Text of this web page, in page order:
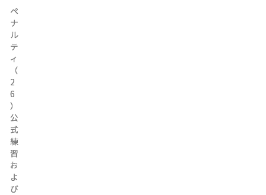
ペ
ナ
ル
テ
ィ
（
2
6
）
公
式
練
習
お
よ
び
ペ
ナ
ル
テ
ィ
（
2
6
）
公
式
練
習
お
よ
び